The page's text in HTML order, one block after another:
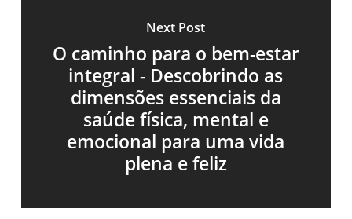
Next Post
O caminho para o bem-estar
integral - Descobrindo as
dimensões essenciais da
saúde física, mental e
emocional para uma vida
plena e feliz